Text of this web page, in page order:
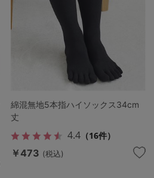
綿混無地5本指ハイソックス34cm
丈
4.4 （16件）
￥473 (税込)